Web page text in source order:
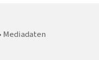
Mediadaten